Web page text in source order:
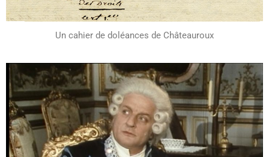
Un cahier de doléances de Châteauroux